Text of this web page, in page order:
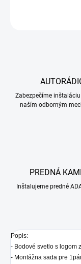
Zabezpečíme
naším odborným
PREDNÁ
Inštalujeme predné
Popis:
- Bodové svetlo s logom
- Montážna sada pre